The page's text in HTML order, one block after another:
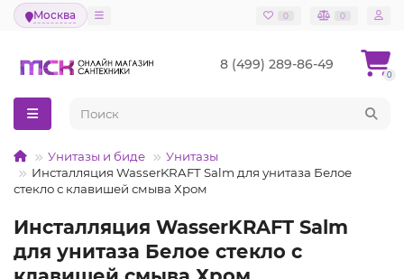
Москва 0 0
8 (499) 289-86-49
0
Унитазы и биде
Унитазы
Инсталляция WasserKRAFT Salm для унитаза Белое
стекло с клавишей смыва Хром
Инсталляция WasserKRAFT Salm
для унитаза Белое стекло с